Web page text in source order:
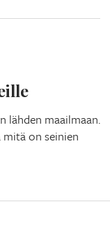
lähden maailmaan.
on seinien